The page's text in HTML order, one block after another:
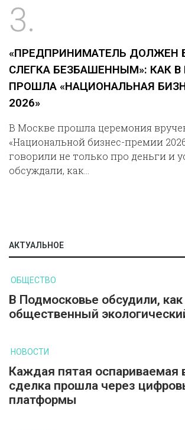
3.
«ПРЕДПРИНИМАТЕЛЬ ДОЛЖЕН
СЛЕГКА БЕЗБАШЕННЫМ»: КАК В
ПРОШЛА «НАЦИОНАЛЬНАЯ
2026»
В Москве прошла церемония
«Национальной бизнес-премии
говорили не только про деньги и
обсуждали, как…
АКТУАЛЬНОЕ
ОБЩЕСТВО
В Подмосковье обсудили, как
общественный
НОВОСТИ
Каждая пятая оспариваемая
сделка прошла через
платформы